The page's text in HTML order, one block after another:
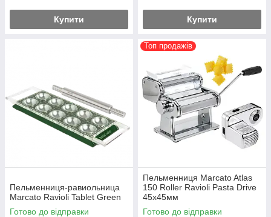
Купити Купити
Пельменниця-равиольница
Marcato Ravioli Tablet Green
Готово до відправки
Топ продажів
Пельменниця Marcato Atlas
150 Roller Ravioli Pasta Drive
45х45мм
Готово до відправки